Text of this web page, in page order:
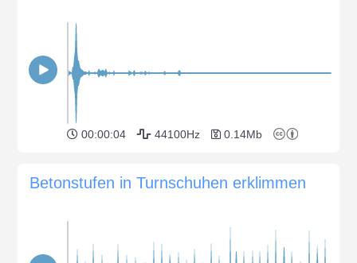
00:00:04 44100Hz 0.14Mb
Betonstufen in Turnschuhen erklimmen